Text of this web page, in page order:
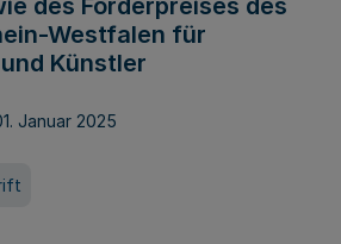
des Förderpreises des
Westfalen für
Künstler
Januar 2025